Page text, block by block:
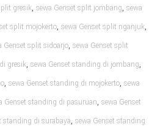
gresik, sewa Genset split jombang, sewa
split mojokerto, sewa Genset split nganjuk,
Genset split sidoarjo, sewa Genset split
gresik, sewa Genset standing di jombang,
, sewa Genset standing di mojokerto, sewa
Genset standing di pasuruan, sewa Genset
standing di surabaya, sewa Genset standing